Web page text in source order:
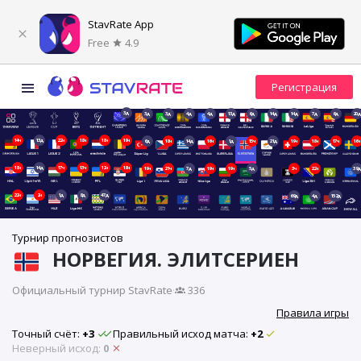
StavRate App
Free
4.9
3д 3д 3д 4д 4д 13д 6д 14д 14д 7д 6д 20д
14ч 13д 22ч 18ч 18ч 19ч 6д 18ч 14д 16ч 1д 15ч 21д 19ч 18ч 17ч 16ч
18ч 14д 17ч 13ч 12ч 18ч 19ч 21ч 7д 19ч 19ч 5д 3ч 22ч 39д
22ч 2ч 1д 8д 47д 69д 4д 152д
Турнир прогнозистов
НОРВЕГИЯ. ЭЛИТСЕРИЕН
Официальный турнир StavRate·
336
Правила игры
Точный счёт: +3 Правильный исход матча: +2
Неверный исход: 0